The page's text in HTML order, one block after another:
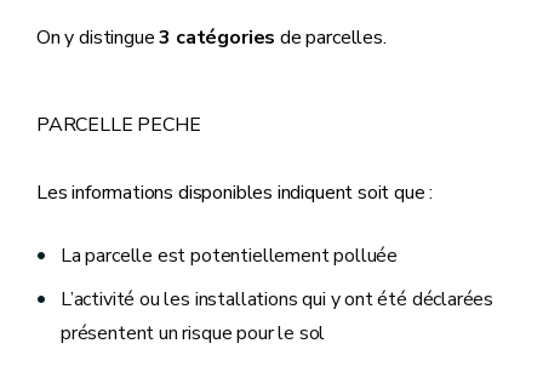
On y distingue3 catégories de parcelles.
PARCELLE PECHE
Les informations disponibles indiquent soit que :
La parcelle est potentiellement polluée
L’activité ou les installations qui y ont été déclarées
présentent un risque pour le sol